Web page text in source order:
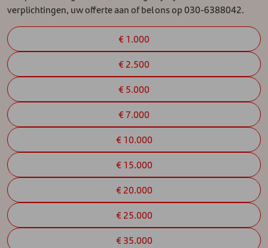
verplichtingen, uw offerte aan of bel ons op 030-6388042.
€ 1.000
€ 2.500
€ 5.000
€ 7.000
€ 10.000
€ 15.000
€ 20.000
€ 25.000
€ 35.000